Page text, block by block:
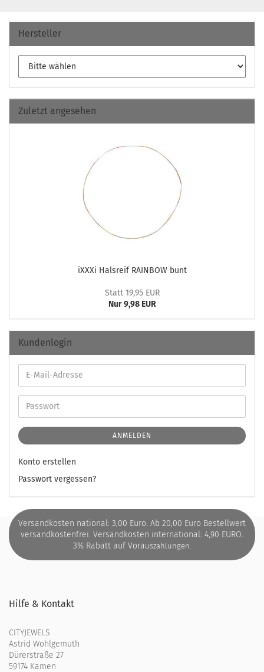
Hersteller
Zuletzt angesehen
iXXXi Hals­reif RAIN­BOW bunt
Statt 19,95 EUR
Nur 9,98 EUR
Kundenlogin
ANMELDEN
Konto erstellen
Passwort vergessen?
Versandkosten national: 3,00 Euro. Ab 20,00 Euro Bestellwert
versandkostenfrei. Versandkosten international: 4,90 EURO.
3% Rabatt auf Vorauszahlungen.
Hilfe & Kontakt
CITYJEWELS
Astrid Wohlgemuth
Dürerstraße 27
59174 Kamen